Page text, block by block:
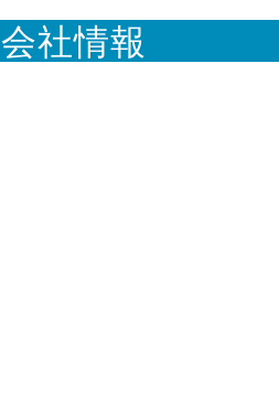
会社情報